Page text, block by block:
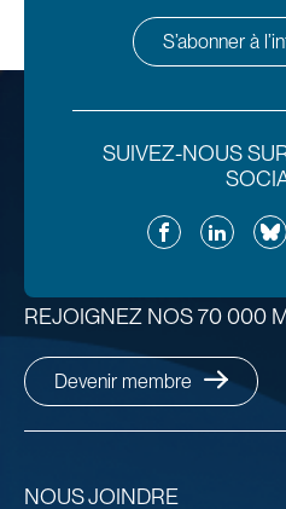
S’abonner à
SUIVEZ-NOUS
FacebookLinkedIn
NOUS JOINDRE
REJOIGNEZ NOS 70 000
Devenir membre